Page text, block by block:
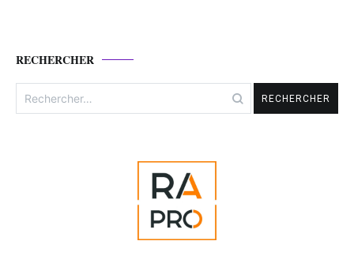
RECHERCHER